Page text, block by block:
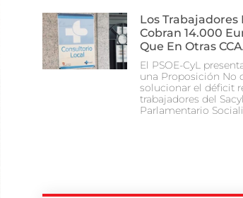
Los Trabajadores
Cobran 14.000
Que En Otras
El PSOE-CyL
una Proposición No
solucionar el déficit
trabajadores del
Parlamentario